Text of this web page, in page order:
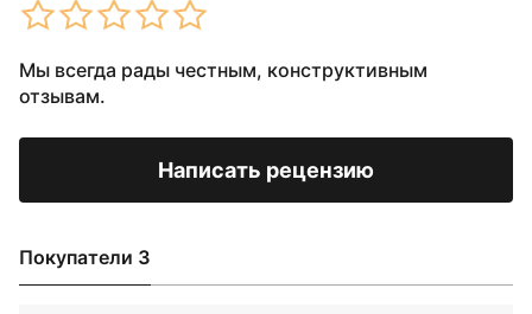
Мы всегда рады честным, конструктивным
отзывам.
Написать рецензию
Покупатели 3